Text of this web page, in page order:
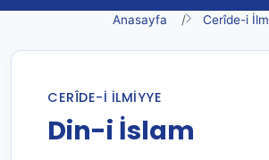
Anasayfa Cerîde-i
CERÎDE-I İLMIYYE
Din-i İslam